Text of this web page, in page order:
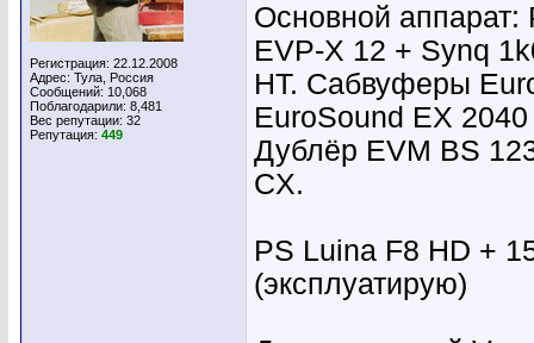
Регистрация: 22.12.2008
Адрес: Тула, Россия
Сообщений: 10,068
Поблагодарили: 8,481
Вес репутации: 32
Репутация: 449
Основной аппарат:
EVP-X 12 + Synq
HT. Сабвуферы
EuroSound EX 2040
Дублёр EVM BS
CX.
PS Luina F8 HD +
(эксплуатирую)